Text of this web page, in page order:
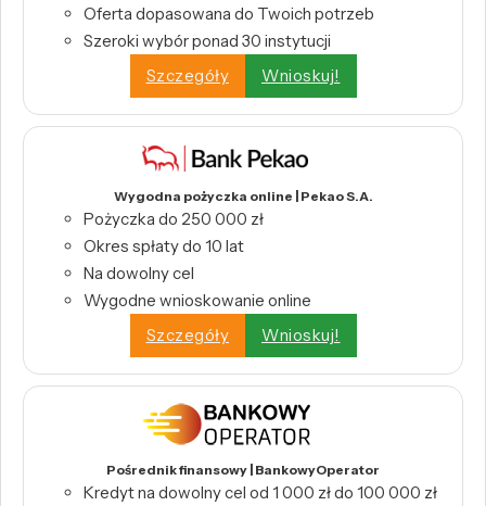
Oferta dopasowana do Twoich potrzeb
Szeroki wybór ponad 30 instytucji
Szczegóły
Wnioskuj!
Wygodna pożyczka online | Pekao S.A.
Pożyczka do 250 000 zł
Okres spłaty do 10 lat
Na dowolny cel
Wygodne wnioskowanie online
Szczegóły
Wnioskuj!
Pośrednik finansowy | BankowyOperator
Kredyt na dowolny cel od 1 000 zł do 100 000 zł